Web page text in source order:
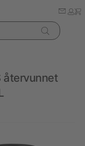
återvunnet